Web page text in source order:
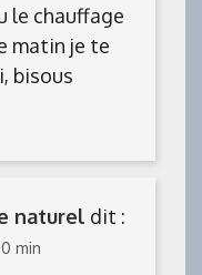
le chauffage
matin je te
bisous
naturel dit :
min